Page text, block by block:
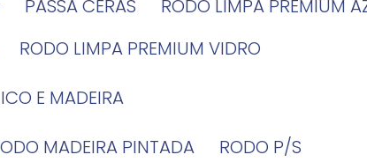
PASSA CERAS
RODO LIMPA PREMIUM
RODO LIMPA PREMIUM VIDRO
E MADEIRA
RODO MADEIRA PINTADA
RODO P/S